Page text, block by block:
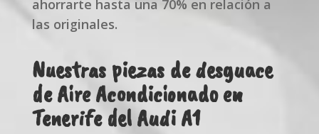
ahorrarte hasta una 70% en relación a
las originales.
Nuestras piezas de desguace
de Aire Acondicionado en
Tenerife del Audi A1